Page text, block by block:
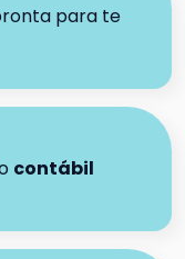
para te
contábil